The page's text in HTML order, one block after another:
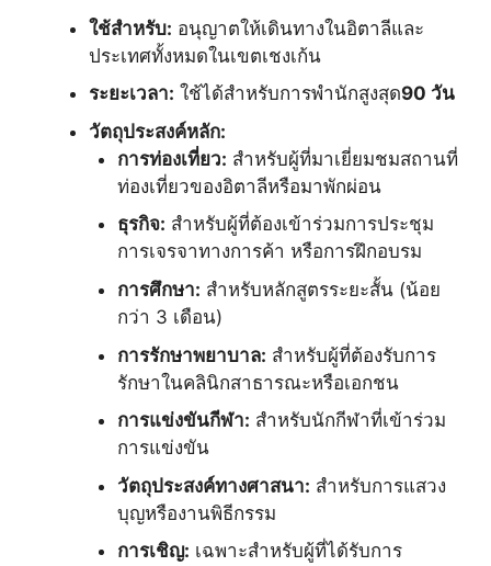
ใช้สำหรับ: อนุญาตให้เดินทางในอิตาลีและ
ประเทศทั้งหมดในเขตเชงเก้น
ระยะเวลา: ใช้ได้สำหรับการพำนักสูงสุด90 วัน
วัตถุประสงค์หลัก:
การท่องเที่ยว: สำหรับผู้ที่มาเยี่ยมชมสถานที่
ท่องเที่ยวของอิตาลีหรือมาพักผ่อน
ธุรกิจ: สำหรับผู้ที่ต้องเข้าร่วมการประชุม
การเจรจาทางการค้า หรือการฝึกอบรม
การศึกษา: สำหรับหลักสูตรระยะสั้น (น้อย
กว่า 3 เดือน)
การรักษาพยาบาล: สำหรับผู้ที่ต้องรับการ
รักษาในคลินิกสาธารณะหรือเอกชน
การแข่งขันกีฬา: สำหรับนักกีฬาที่เข้าร่วม
การแข่งขัน
วัตถุประสงค์ทางศาสนา: สำหรับการแสวง
บุญหรืองานพิธีกรรม
การเชิญ: เฉพาะสำหรับผู้ที่ได้รับการ